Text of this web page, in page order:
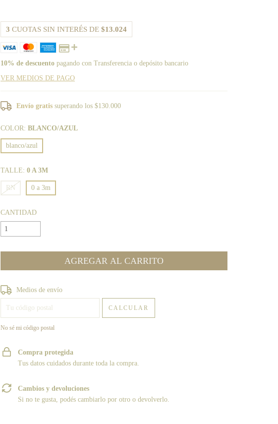
3 CUOTAS SIN INTERÉS DE$13.024
10% de descuento pagando con Transferencia o depósito bancario
VER MEDIOS DE PAGO
Envío gratis superando los$130.000
COLOR: BLANCO/AZUL
blanco/azul
TALLE: 0 A 3M
RN 0 a 3m
CANTIDAD
Entregas para el CP:
Medios de envío
CALCULAR
No sé mi código postal
Compra protegida
Tus datos cuidados durante toda la compra.
Cambios y devoluciones
Si no te gusta, podés cambiarlo por otro o devolverlo.